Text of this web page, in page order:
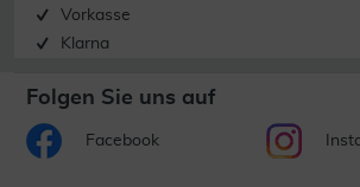
Vorkasse
Klarna
Folgen Sie uns auf
Facebook